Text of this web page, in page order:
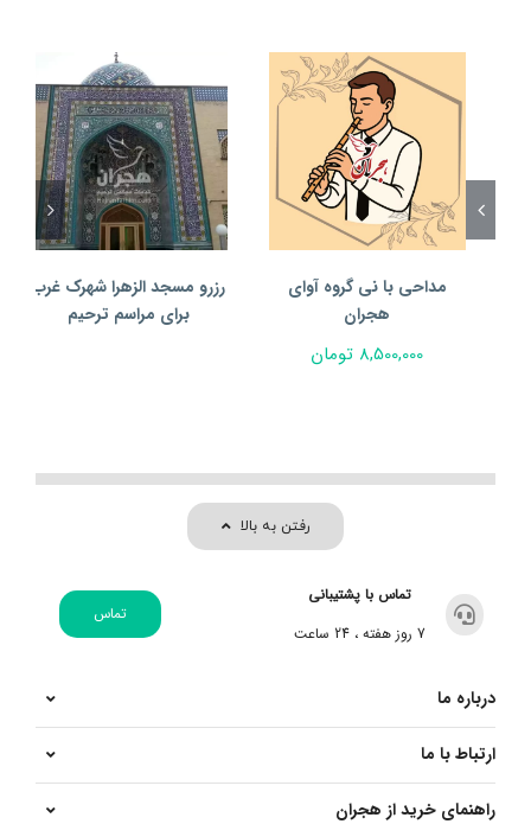
مداحی با نی گروه آوای
هجران
8,500,000 تومان
رزرو مسجد الزهرا شهرک غرب
برای مراسم ترحیم
رفتن به بالا
تماس با پشتیبانی
7 روز هفته ، 24 ساعت
تماس
درباره ما
ارتباط با ما
راهنمای خرید از هجران